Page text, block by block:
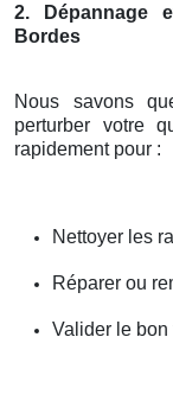
2. Dépannage
Bordes
Nous savons
perturber votre
rapidement pour :
Nettoyer les
Réparer ou
Valider le bon